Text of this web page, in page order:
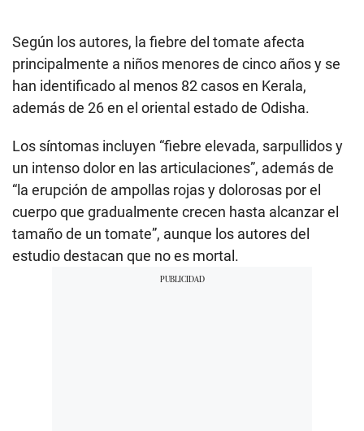
Según los autores, la fiebre del tomate afecta
principalmente a niños menores de cinco años y se
han identificado al menos 82 casos en Kerala,
además de 26 en el oriental estado de Odisha.
Los síntomas incluyen “fiebre elevada, sarpullidos y
un intenso dolor en las articulaciones”, además de
“la erupción de ampollas rojas y dolorosas por el
cuerpo que gradualmente crecen hasta alcanzar el
tamaño de un tomate”, aunque los autores del
estudio destacan que no es mortal.